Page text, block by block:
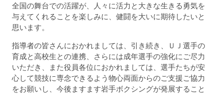
全国の舞台での活躍が、人々に活力と大きな生きる勇気を
与えてくれることを楽しみに、健闘を大いに期待したいと
思います。
指導者の皆さんにおかれましては、引き続き、ＵＪ選手の
育成と高校生との連携、さらには成年選手の強化にご尽力
いただき、また役員各位におかれましては、選手たちが安
心して競技に専念できるよう物心両面からのご支援ご協力
をお願いし、今後ますます岩手ボクシングが発展すること